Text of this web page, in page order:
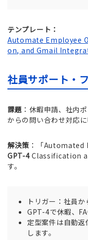
テンプレート：
Automate Employee
on, and Gmail
社員サポート・
課題 ：休暇申請、社内
からの問い合わせ対応に
解決策 ：「Automated
GPT-4Classification
す。
トリガー：社員
GPT-4で休暇、
定型案件は自動
します。